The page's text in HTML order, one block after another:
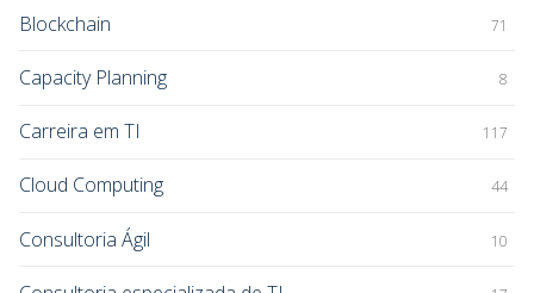
Blockchain 71
Capacity Planning 8
Carreira em TI 117
Cloud Computing 44
Consultoria Ágil 10